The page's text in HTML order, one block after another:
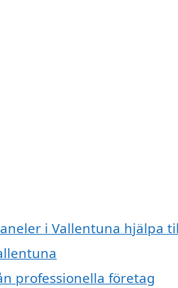
i Vallentuna hjälpa
professionella företag